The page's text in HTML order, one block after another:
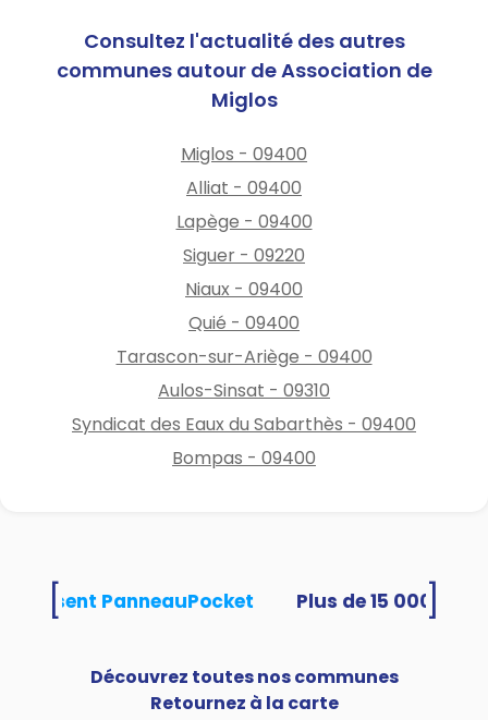
Consultez l'actualité des autres
communes autour de Association de
Miglos
Miglos - 09400
Alliat - 09400
Lapège - 09400
Siguer - 09220
Niaux - 09400
Quié - 09400
Tarascon-sur-Ariège - 09400
Aulos-Sinsat - 09310
Syndicat des Eaux du Sabarthès - 09400
Bompas - 09400
PanneauPocket
Découvrez toutes nos communes
Retournez à la carte